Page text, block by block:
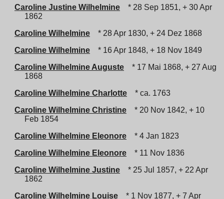
Caroline Justine Wilhelmine
* 28 Sep 1851, + 30 Apr
1862
Caroline Wilhelmine
* 28 Apr 1830, + 24 Dez 1868
Caroline Wilhelmine
* 16 Apr 1848, + 18 Nov 1849
Caroline Wilhelmine Auguste
* 17 Mai 1868, + 27 Aug
1868
Caroline Wilhelmine Charlotte
* ca. 1763
Caroline Wilhelmine Christine
* 20 Nov 1842, + 10
Feb 1854
Caroline Wilhelmine Eleonore
* 4 Jan 1823
Caroline Wilhelmine Eleonore
* 11 Nov 1836
Caroline Wilhelmine Justine
* 25 Jul 1857, + 22 Apr
1862
Caroline Wilhelmine Louise
* 1 Nov 1877, + 7 Apr